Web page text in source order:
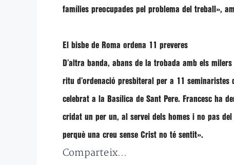
famílies preocupades pel problema del treball»,
El bisbe de Roma ordena 11 preveres
D’altra banda, abans de la trobada amb els
ritu d’ordenació presbiteral per a 11 seminaristes
celebrat a la Basílica de Sant Pere. Francesc ha
cridat un per un, al servei dels homes i no pas del
perquè una creu sense Crist no té sentit».
Comparteix...